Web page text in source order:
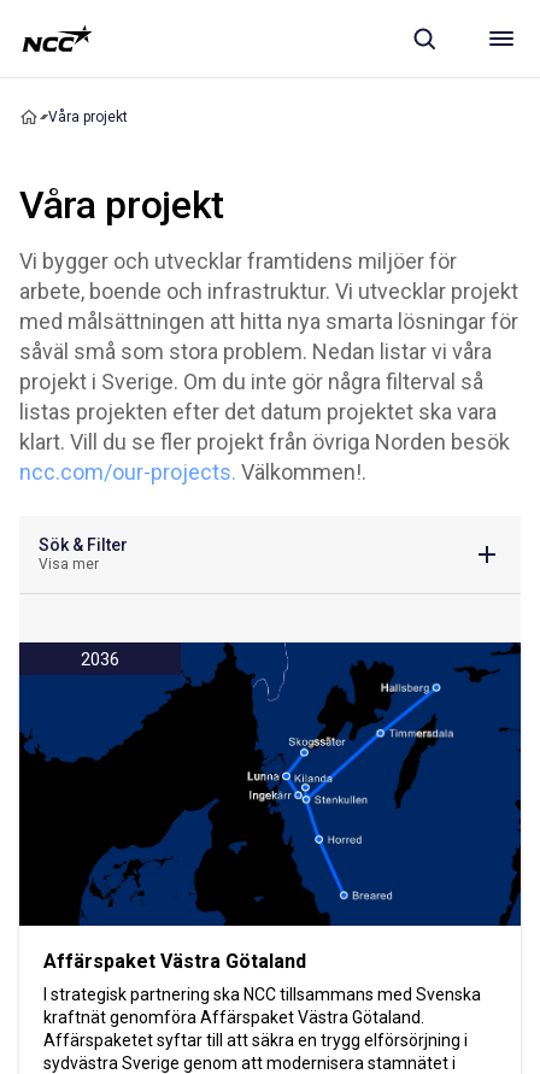
Våra projekt
Våra projekt
Vi bygger och utvecklar framtidens miljöer för
arbete, boende och infrastruktur. Vi utvecklar projekt
med målsättningen att hitta nya smarta lösningar för
såväl små som stora problem. Nedan listar vi våra
projekt i Sverige. Om du inte gör några filterval så
listas projekten efter det datum projektet ska vara
klart. Vill du se fler projekt från övriga Norden besök
ncc.com/our-projects. Välkommen!.
Sök & Filter
Visa mer
2036
Affärspaket Västra Götaland
I strategisk partnering ska NCC tillsammans med Svenska
kraftnät genomföra Affärspaket Västra Götaland.
Affärspaketet syftar till att säkra en trygg elförsörjning i
sydvästra Sverige genom att modernisera stamnätet i